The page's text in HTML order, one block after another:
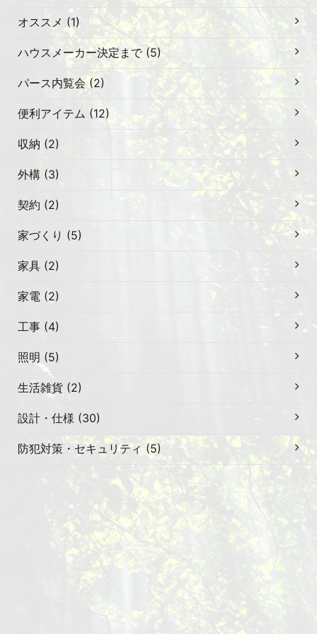
オススメ (1)
ハウスメーカー決定まで (5)
パース内覧会 (2)
便利アイテム (12)
収納 (2)
外構 (3)
契約 (2)
家づくり (5)
家具 (2)
家電 (2)
工事 (4)
照明 (5)
生活雑貨 (2)
設計・仕様 (30)
防犯対策・セキュリティ (5)